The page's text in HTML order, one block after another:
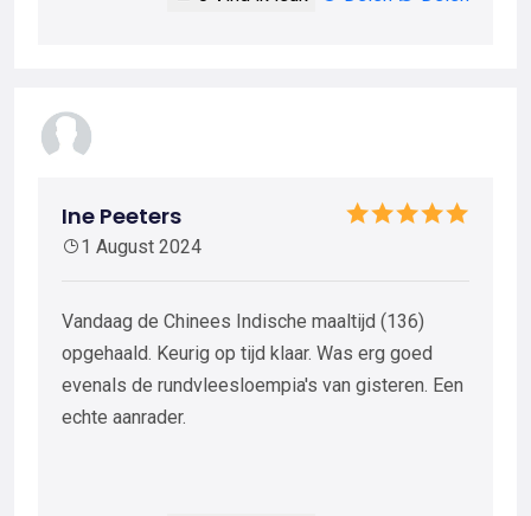
Ine Peeters
1 August 2024
Vandaag de Chinees Indische maaltijd (136)
opgehaald. Keurig op tijd klaar. Was erg goed
evenals de rundvleesloempia's van gisteren. Een
echte aanrader.